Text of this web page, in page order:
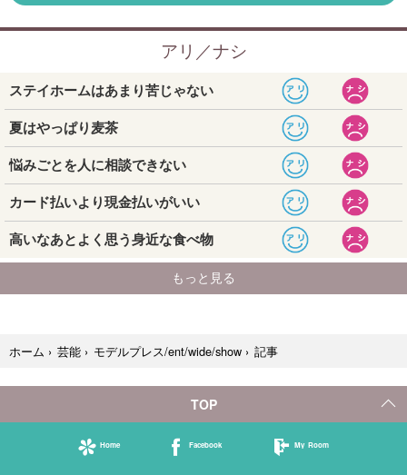
ホーム › 芸能 › モデルプレス/ent/wide/show › 記事
TOP
Home Facebook My Room